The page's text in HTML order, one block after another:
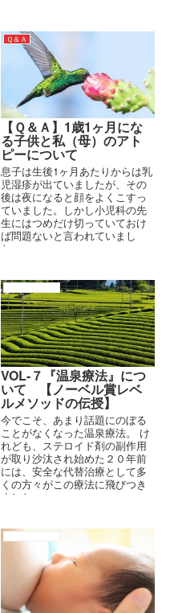
い皮膚科医の現状をここに掲載
してゆこうと思う。
Ｑ＆Ａ
【Ｑ＆Ａ】1歳1ヶ月にな
る子供と私（母）のアト
ピーについて
息子は生後1ヶ月あたりからは乳
児湿疹が出ていましたが、その
後は夜になると顔をよくこすっ
ていました。しかし小児科の先
生にはつめだけ切っていておけ
ば問題ないと言われていまし
た。
VOL-７『温泉療法』につ
いて 【ノーベル賞レベ
ルメソッドの伝授】
今でこそ、あまり話題にのぼる
ことがなくなった温泉療法。 け
れども、ステロイド剤の副作用
が取り沙汰され始めた２０年前
には、安全な代替治療として多
くの方々がこの療法に飛びつき
ました。